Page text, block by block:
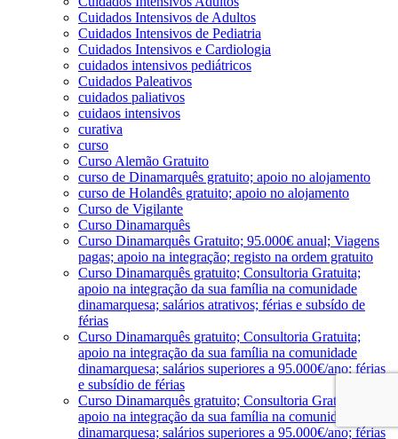
Cuidados Intensivos de Adultos
Cuidados Intensivos de Pediatria
Cuidados Intensivos e Cardiologia
cuidados intensivos pediátricos
Cuidados Paleativos
cuidados paliativos
cuidaos intensivos
curativa
curso
Curso Alemão Gratuito
curso de Dinamarquês gratuito; apoio no alojamento
curso de Holandês gratuito; apoio no alojamento
Curso de Vigilante
Curso Dinamarquês
Curso Dinamarquês Gratuito; 95.000€ anual; Viagens
pagas; apoio na integração; registo na ordem gratuito
Curso Dinamarquês gratuito; Consultoria Gratuita;
apoio na integração da sua família na comunidade
dinamarquesa; salários atrativos; férias e subsído de
férias
Curso Dinamarquês gratuito; Consultoria Gratuita;
apoio na integração da sua família na comunidade
dinamarquesa; salários superiores a 95.000€/ano; férias
e subsídio de férias
Curso Dinamarquês gratuito; Consultoria Gratuita;
apoio na integração da sua família na comunidade
dinamarquesa; salários superiores a 95.000€/ano; férias